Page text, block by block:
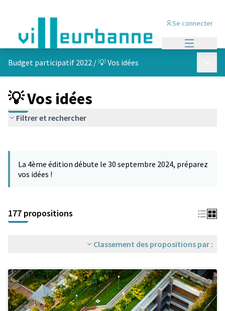
Se connecter
Budget participatif 2022 /💡 Vos idées
💡 Vos idées
Filtrer et rechercher
−
La 4ème édition débute le 30 septembre 2024, préparez
vos idées !
177 propositions
Classement des propositions par :